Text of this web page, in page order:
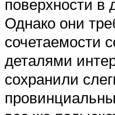
поверхности в
Однако они
сочетаемости
деталями
сохранили